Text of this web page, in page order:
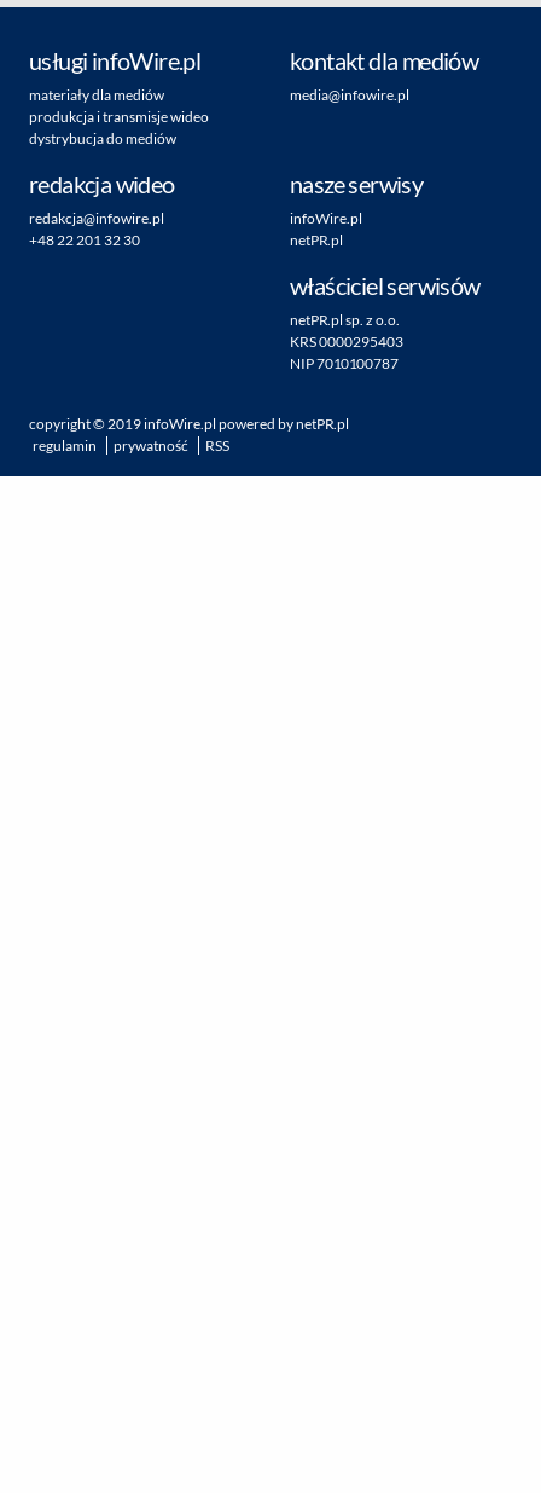
usługi infoWire.pl
materiały dla mediów
produkcja i transmisje wideo
dystrybucja do mediów
kontakt dla mediów
media@infowire.pl
redakcja wideo
redakcja@infowire.pl
+48 22 201 32 30
nasze serwisy
infoWire.pl
netPR.pl
właściciel serwisów
netPR.pl sp. z o.o.
KRS 0000295403
NIP 7010100787
copyright ©2019infoWire.pl powered bynetPR.pl
regulamin
prywatność RSS